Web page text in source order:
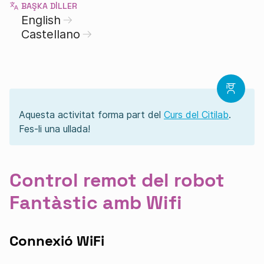
BAŞKA DILLER
English
Castellano
Aquesta activitat forma part del Curs del Citilab.
Fes-li una ullada!
Control remot del robot
Fantàstic amb Wifi
Connexió WiFi